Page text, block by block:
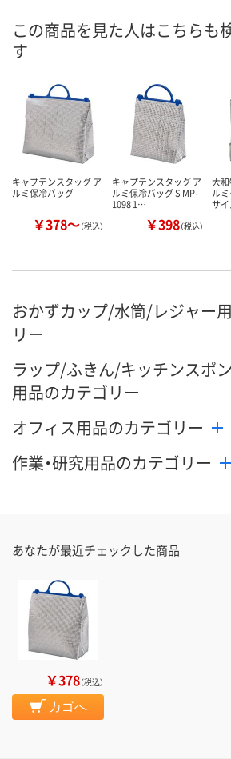
この商品を見た人はこちらも
す
キャプテンスタッグ ア
ルミ保冷バッグ
￥378～（税込）
キャプテンスタッグ ア
ルミ保冷バッグ S MP-
1098 1…
￥398（税込）
大
ル
サ
おかずカップ/水筒/レジャー
リー
ラップ/ふきん/キッチンスポ
用品のカテゴリー
オフィス用品のカテゴリー
作業・研究用品のカテゴリー
あなたが最近チェックした商品
￥378（税込）
カゴへ